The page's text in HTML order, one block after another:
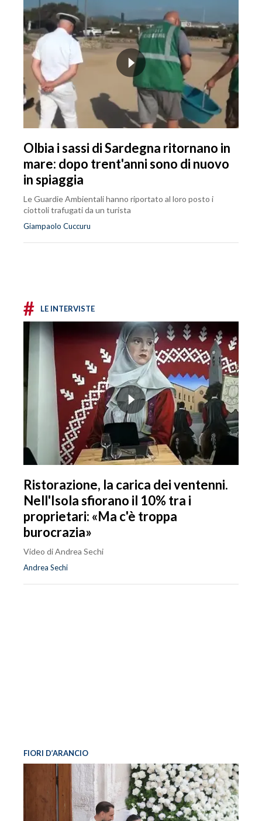
Olbia i sassi di Sardegna ritornano in
mare: dopo trent'anni sono di nuovo
in spiaggia
Le Guardie Ambientali hanno riportato al loro posto i
ciottoli trafugati da un turista
Giampaolo Cuccuru
# LE INTERVISTE
Ristorazione, la carica dei ventenni.
Nell'Isola sfiorano il 10% tra i
proprietari: «Ma c'è troppa
burocrazia»
Video di Andrea Sechi
Andrea Sechi
FIORI D’ARANCIO